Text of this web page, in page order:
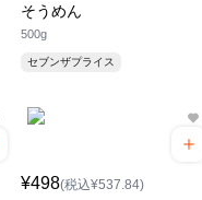
そうめん
500g
セブンザプライス
¥498(税込¥537.84)